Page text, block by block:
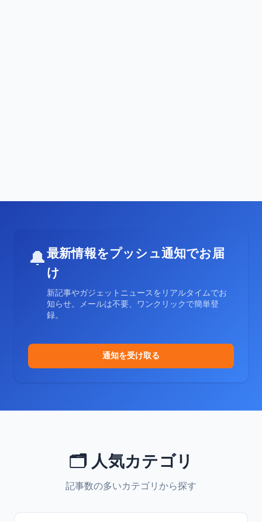
🔔最新情報をプッシュ通知でお届
け
新記事やガジェットニュースをリアルタイムでお
知らせ。メールは不要、ワンクリックで簡単登
録。
通知を受け取る
🗂️ 人気カテゴリ
記事数の多いカテゴリから探す